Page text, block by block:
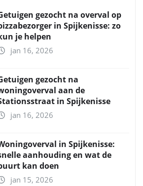
gezocht na overval op
in Spijkenisse: zo
je helpen
jan 16, 2026
gezocht na
aan de
in Spijkenisse
jan 16, 2026
in Spijkenisse:
aanhouding en wat de
kan doen
jan 15, 2026